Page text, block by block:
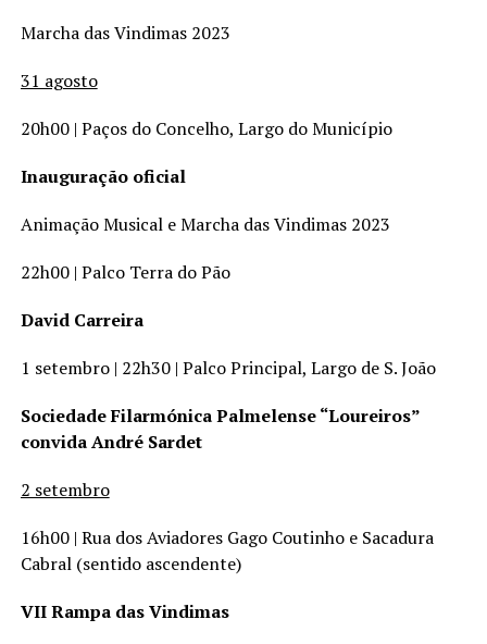
Marcha das Vindimas 2023
31 agosto
20h00 | Paços do Concelho, Largo do Município
Inauguração oficial
Animação Musical e Marcha das Vindimas 2023
22h00 | Palco Terra do Pão
David Carreira
1 setembro | 22h30 | Palco Principal, Largo de S. João
Sociedade Filarmónica Palmelense “Loureiros”
convida André Sardet
2 setembro
16h00 | Rua dos Aviadores Gago Coutinho e Sacadura
Cabral (sentido ascendente)
VII Rampa das Vindimas